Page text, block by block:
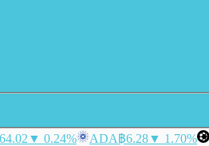
▼ 0.24% ADA฿6.28▼ 1.70%